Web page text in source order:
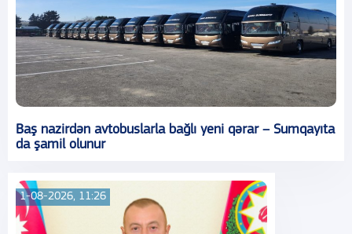
Baş nazirdən avtobuslarla bağlı yeni qərar – Sumqayıta
da şamil olunur
1-08-2026, 11:26